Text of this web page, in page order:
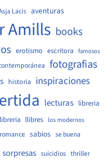
Lacis aventuras
Amills books
erotismo escritora famosos
fotografias
historia inspiraciones
lecturas libreria
llibres los modernos
romance sabios se buena
sorpresas suicidios thriller